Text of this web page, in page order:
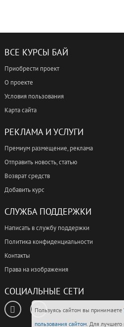
ВСЕ КУРСЫ БАЙ
Приобрести проект
О проекте
Условия пользования
Карта сайта
РЕКЛАМА И УСЛУГИ
Премиум размещение, реклама
Отправить новость, статью
Возврат средств
Добавить курс
СЛУЖБА ПОДДЕРЖКИ
Написать в службу поддержки
Политика конфиденциальности
Контакты
Права на изображения
СОЦИАЛЬНЫЕ СЕТИ
Пользуясь сайтом вы принимаете
пользования сайтом. Для лучшего